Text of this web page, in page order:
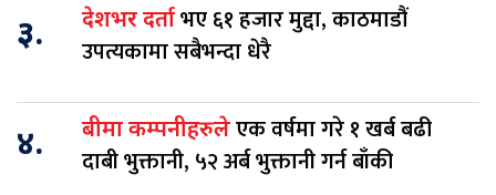
३. देशभर दर्ताभए ६१ हजार मुद्दा, काठमाडौं
उपत्यकामा सबैभन्दा धेरै
४. बीमा कम्पनीहरुलेएक वर्षमा गरे १ खर्ब बढी
दाबी भुक्तानी, ५२ अर्ब भुक्तानी गर्न बाँकी